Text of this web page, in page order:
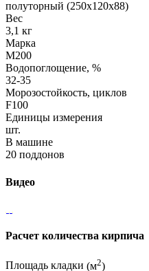
полуторный (250х120х88)
Вес
3,1 кг
Марка
М200
Водопоглощение, %
32-35
Морозостойкость, циклов
F100
Единицы измерения
шт.
В машине
20 поддонов
Видео
Расчет количества кирпича
Площадь кладки (м2)